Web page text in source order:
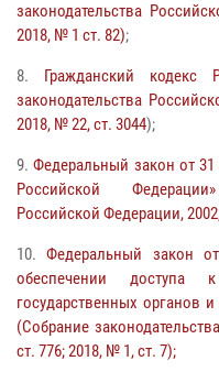
законодательства
2018, № 1 ст. 82);
8. Гражданский кодекс
законодательства
2018, № 22, ст. 3044);
9.Федеральный закон от
Российской
Российской Федерации,
10.Федеральный закон
обеспечении доступа
государственных органов
(Собрание
ст. 776; 2018, № 1, ст. 7);